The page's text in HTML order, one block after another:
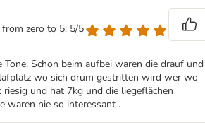
zero to 5: 5/5
Tone. Schon beim aufbei waren die drauf und
wo sich drum gestritten wird wer wo
und hat 7kg und die liegeflächen
waren nie so interessant .